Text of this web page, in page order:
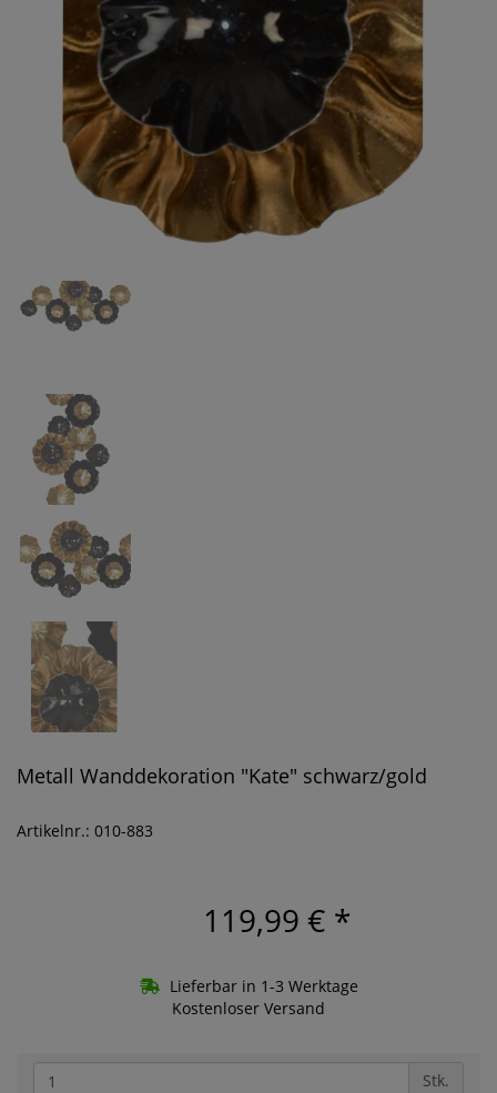
Metall Wanddekoration "Kate" schwarz/gold
Artikelnr.: 010-883
119,99 € *
Lieferbar in 1-3 Werktage
Kostenloser Versand
Stk.